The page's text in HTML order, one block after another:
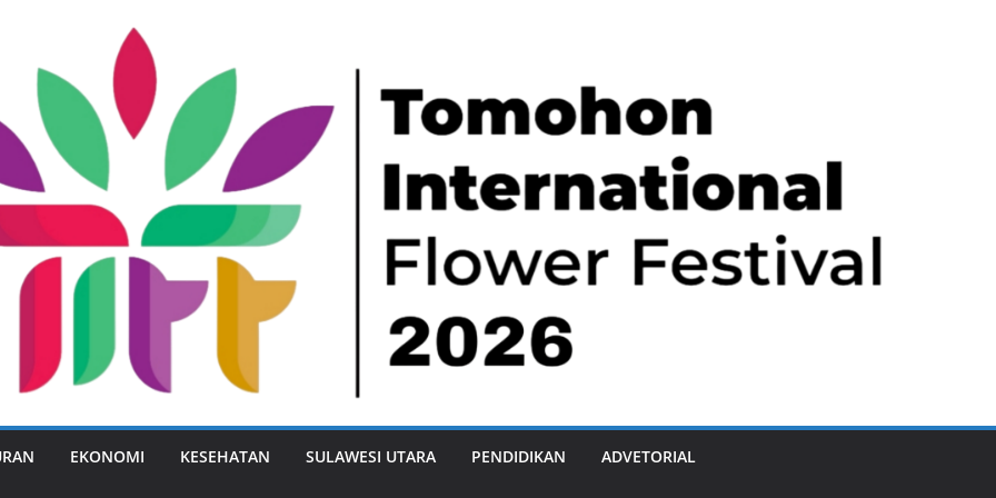
EKONOMI KESEHATAN SULAWESI UTARA PENDIDIKAN ADVETORIAL